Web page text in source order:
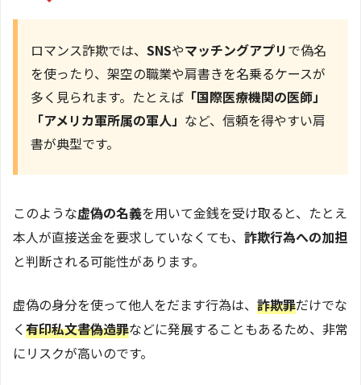
ロマンス詐欺では、 SNSやマッチングアプリで偽名
を使ったり、架空の職業や肩書きを名乗るケースが
多く見られます。たとえば 「国際医療機関の医師」
「アメリカ軍所属の軍人」 など、信頼を得やすい肩
書が典型です。
このような虚偽の名義を用いて金銭を受け取ると、たとえ
本人が直接送金を要求していなくても、 詐欺行為への加担
と判断される可能性があります。
虚偽の身分を使って他人をだます行為は、 詐欺罪だけでな
く 有印私文書偽造罪などに発展することもあるため、非常
にリスクが高いのです。